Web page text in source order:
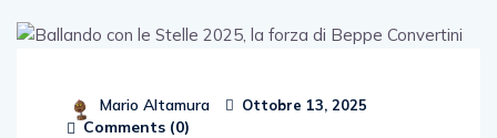
Mario Altamura Ottobre 13, 2025
Comments (0)